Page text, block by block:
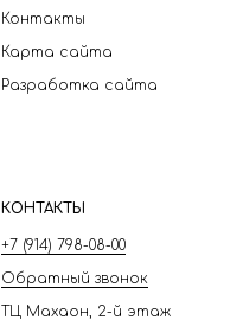
Контакты
Карта сайта
Разработка сайта
КОНТАКТЫ
+7 (914) 798-08-00
Обратный звонок
ТЦ Махаон, 2-й этаж